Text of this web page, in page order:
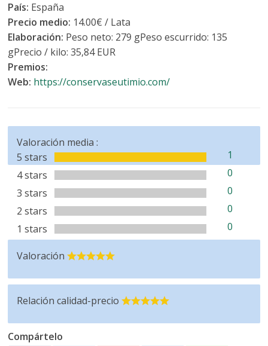
País: España
Precio medio: 14.00€ / Lata
Elaboración: Peso neto: 279 gPeso escurrido: 135
gPrecio / kilo: 35,84 EUR
Premios:
Web: https://conservaseutimio.com/
Valoración media :
5 stars
1
4 stars
0
3 stars
0
2 stars
0
1 stars
0
Valoración
Relación calidad-precio
Compártelo